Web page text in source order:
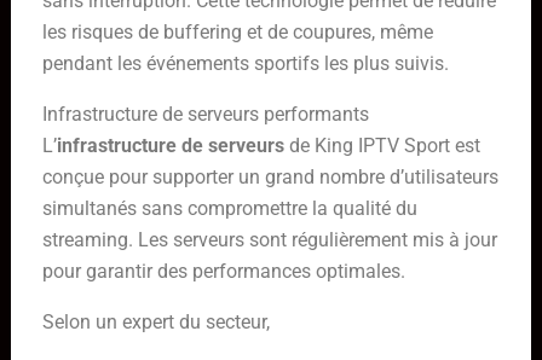
les risques de buffering et de coupures, même
pendant les événements sportifs les plus suivis.
Infrastructure de serveurs performants
L’infrastructure de serveursde King IPTV Sport est
conçue pour supporter un grand nombre d’utilisateurs
simultanés sans compromettre la qualité du
streaming. Les serveurs sont régulièrement mis à jour
pour garantir des performances optimales.
Selon un expert du secteur,